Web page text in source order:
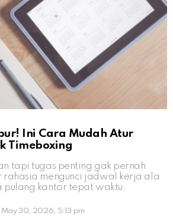
Ini Cara Mudah Atur
Timeboxing
tapi tugas penting gak pernah
rahasia mengunci jadwal kerja ala
pulang kantor tepat waktu.
May 30, 2026, 5:13 pm